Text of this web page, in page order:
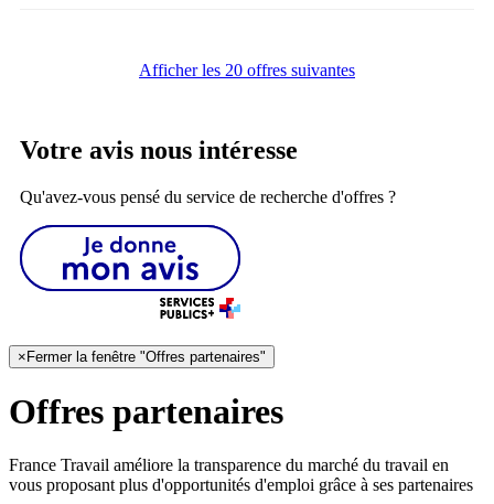
Afficher les 20 offres suivantes
Votre avis nous intéresse
Qu'avez-vous pensé du service de recherche d'offres ?
×Fermer la fenêtre "Offres partenaires"
Offres partenaires
France Travail améliore la transparence du marché du travail en
vous proposant plus d'opportunités d'emploi grâce à ses partenaires